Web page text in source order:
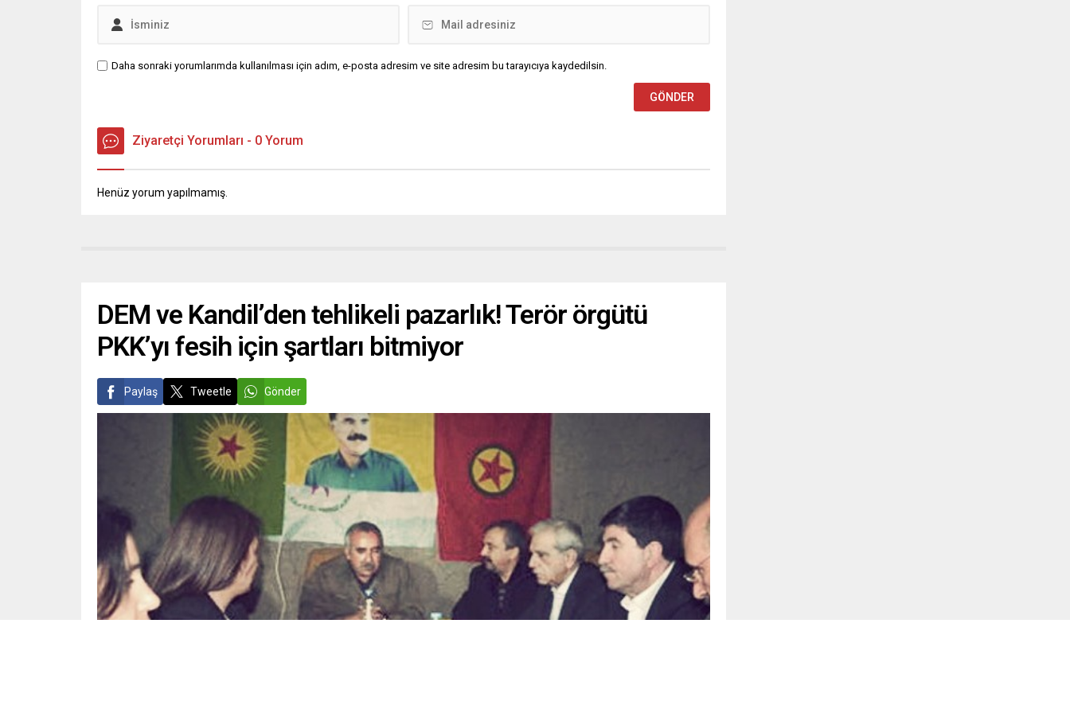
Daha sonraki yorumlarımda kullanılması için adım, e-posta adresim ve site adresim bu tarayıcıya kaydedilsin.
Ziyaretçi Yorumları - 0 Yorum
Henüz yorum yapılmamış.
DEM ve Kandil’den tehlikeli pazarlık! Terör örgütü
PKK’yı fesih için şartları bitmiyor
Paylaş Tweetle Gönder